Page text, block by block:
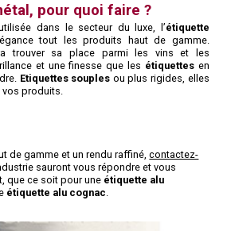
pour quoi faire ?
dans le secteur du luxe, l’étiquette
tout les produits haut de gamme.
trouver sa place parmi les vins et les
et une finesse que les étiquettes en
Etiquettes souples ou plus rigides, elles
produits.
de gamme et un rendu raffiné,contactez-
sauront vous répondre et vous
que ce soit pour une étiquette alu
étiquette alu cognac